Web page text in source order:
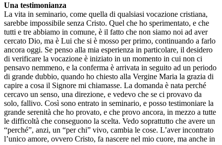
Una testimonianza
La vita in seminario, come quella di qualsiasi vocazione cristiana,
sarebbe impossibile senza Cristo. Quel che ho sperimentato, e che
tutti e tre abbiamo in comune, è il fatto che non siamo noi ad aver
cercato Dio, ma è Lui che si è mosso per primo, continuando a farlo
ancora oggi. Se penso alla mia esperienza in particolare, il desidero
di verificare la vocazione è iniziato in un momento in cui non ci
pensavo nemmeno, e la conferma è arrivata in seguito ad un periodo
di grande dubbio, quando ho chiesto alla Vergine Maria la grazia di
capire a cosa il Signore mi chiamasse. La domanda è nata perché
cercavo un senso, una direzione, e vedevo che se ci provavo da
solo, fallivo. Così sono entrato in seminario, e posso testimoniare la
grande serenità che ho provato, e che provo ancora, in mezzo a tutte
le difficoltà che conseguono la scelta. Vedo soprattutto che avere un
“perché”, anzi, un “per chi” vivo, cambia le cose. L’aver incontrato
l’unico amore, ovvero Cristo, fa nascere nel mio cuore, ma anche in